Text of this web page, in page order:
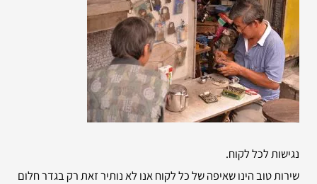
נגישות לכל לקוח.
שירות טוב הינו שאיפה של כל לקוח אנו לא נותיר זאת רק בגדר חלום